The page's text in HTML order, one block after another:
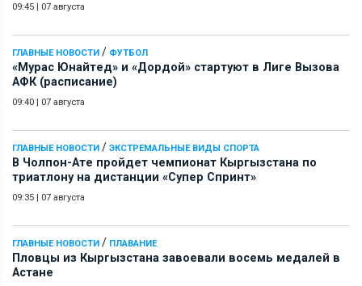
09:45 | 07 августа
ГЛАВНЫЕ НОВОСТИ / ФУТБОЛ
«Мурас Юнайтед» и «Дордой» стартуют в Лиге Вызова
АФК (расписание)
09:40 | 07 августа
ГЛАВНЫЕ НОВОСТИ / ЭКСТРЕМАЛЬНЫЕ ВИДЫ СПОРТА
В Чолпон-Ате пройдет чемпионат Кыргызстана по
триатлону на дистанции «Супер Спринт»
09:35 | 07 августа
ГЛАВНЫЕ НОВОСТИ / ПЛАВАНИЕ
Пловцы из Кыргызстана завоевали восемь медалей в
Астане